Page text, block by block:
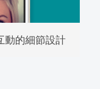
動的細節設計